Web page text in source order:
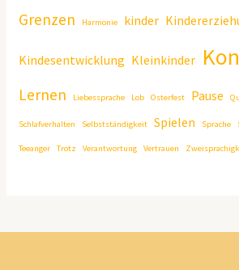
Grenzen Harmonie kinder
Kindesentwicklung Kleinkinder
Lernen Liebessprache Lob Osterfest Pause
Schlafverhalten Selbstständigkeit Spielen Sprache
Teeanger Trotz Verantwortung Vertrauen